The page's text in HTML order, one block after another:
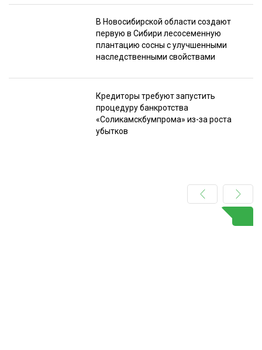
В Новосибирской области создают
первую в Сибири лесосеменную
плантацию сосны с улучшенными
наследственными свойствами
Кредиторы требуют запустить
процедуру банкротства
«Соликамскбумпрома» из-за роста
убытков